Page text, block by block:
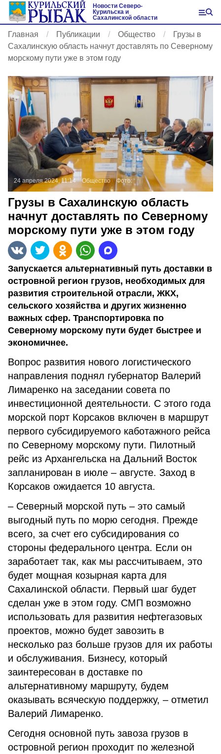
Новости Северо-
Курильска и
Сахалинской области
Главная Публикации Общество
Грузы в
Сахалинскую область начнут доставлять по Северному
морскому пути уже в этом году
24 апреля 2024, 11:14 Общество Фото:
Грузы в Сахалинскую область
начнут доставлять по Северному
морскому пути уже в этом году
Запускается альтернативный путь доставки в
островной регион грузов, необходимых для
развития строительной отрасли, ЖКХ,
сельского хозяйства и других жизненно
важных сфер. Транспортировка по
Северному морскому пути будет быстрее и
экономичнее.
Вопрос развития нового логистического
направления поднял губернатор Валерий
Лимаренко на заседании совета по
инвестиционной деятельности. С этого года
морской порт Корсаков включен в маршрут
первого субсидируемого каботажного рейса
по Северному морскому пути. Пилотный
рейс из Архангельска на Дальний Восток
запланирован в июле – августе. Заход в
Корсаков ожидается 10 августа.
– Северный морской путь – это самый
выгодный путь по морю сегодня. Прежде
всего, за счет его субсидирования со
стороны федерального центра. Если он
заработает так, как мы рассчитываем, это
будет мощная козырная карта для
Сахалинской области. Первый шаг будет
сделан уже в этом году. СМП возможно
использовать для развития нефтегазовых
проектов, можно будет завозить в
несколько раз больше грузов для их работы
и обслуживания. Бизнесу, который
заинтересован в доставке по
альтернативному маршруту, будем
оказывать всяческую поддержку, – отметил
Валерий Лимаренко.
Сегодня основной путь завоза грузов в
островной регион проходит по железной